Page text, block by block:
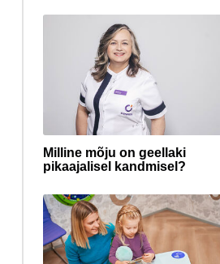
Milline mõju on geellaki
pikaajalisel kandmisel?